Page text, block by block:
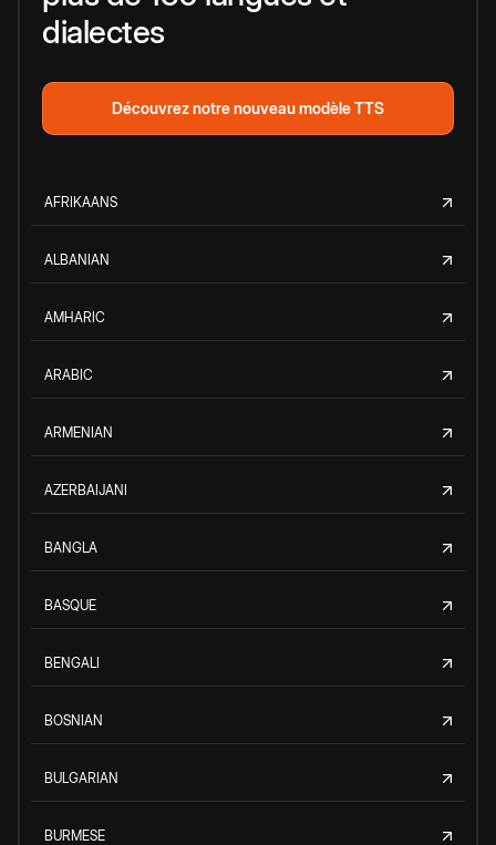
dialectes
Découvrez notre nouveau modèle TTS
AFRIKAANS
ALBANIAN
AMHARIC
ARABIC
ARMENIAN
AZERBAIJANI
BANGLA
BASQUE
BENGALI
BOSNIAN
BULGARIAN
BURMESE